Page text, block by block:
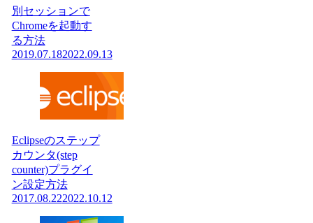
別セッションで
Chromeを起動す
る方法
2019.07.182022.09.13
Eclipseのステップ
カウンタ(step
counter)プラグイ
ン設定方法
2017.08.222022.10.12